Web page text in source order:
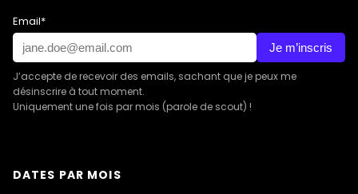
Email*
Je m’inscris
J’accepte de recevoir des emails, sachant que je peux me
désinscrire à tout moment.
Uniquement une fois par mois (parole de scout) !
DATES PAR MOIS